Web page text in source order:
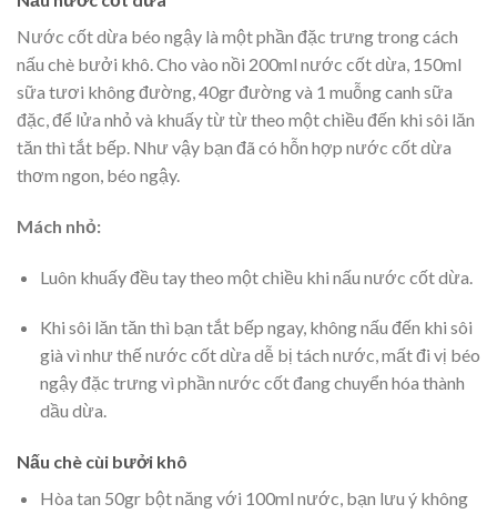
Nước cốt dừa béo ngậy là một phần đặc trưng trong cách
nấu chè bưởi khô. Cho vào nồi 200ml nước cốt dừa, 150ml
sữa tươi không đường, 40gr đường và 1 muỗng canh sữa
đặc, để lửa nhỏ và khuấy từ từ theo một chiều đến khi sôi lăn
tăn thì tắt bếp. Như vậy bạn đã có hỗn hợp nước cốt dừa
thơm ngon, béo ngậy.
Mách nhỏ:
Luôn khuấy đều tay theo một chiều khi nấu nước cốt dừa.
Khi sôi lăn tăn thì bạn tắt bếp ngay, không nấu đến khi sôi
già vì như thế nước cốt dừa dễ bị tách nước, mất đi vị béo
ngậy đặc trưng vì phần nước cốt đang chuyển hóa thành
dầu dừa.
Nấu chè cùi bưởi khô
Hòa tan 50gr bột năng với 100ml nước, bạn lưu ý không